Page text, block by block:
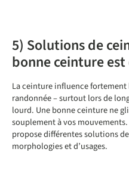
5) Solutions de
bonne ceinture
La ceinture influence
randonnée – surtout lors de
lourd. Une bonne ceinture ne
souplement à vos
propose différentes solutions
morphologies et d’usages.